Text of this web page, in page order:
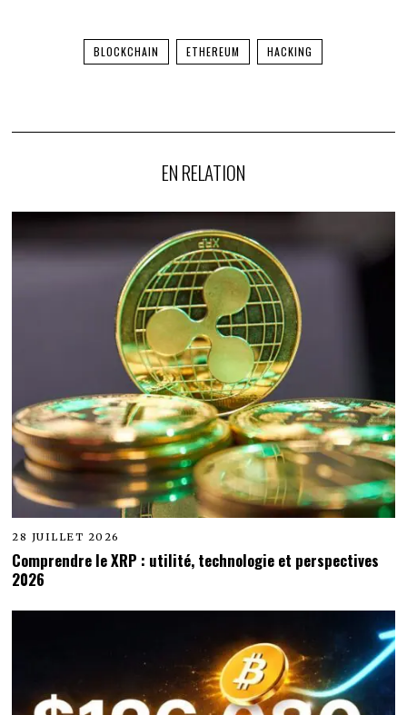
BLOCKCHAIN ETHEREUM HACKING
EN RELATION
28 JUILLET 2026
Comprendre le XRP : utilité, technologie et perspectives
2026